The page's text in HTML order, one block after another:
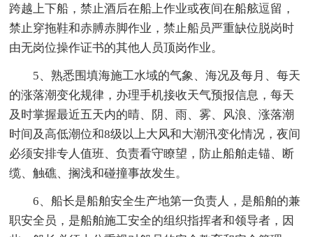
跨越上下船，禁止酒后在船上作业或夜间在船舷逗留，
禁止穿拖鞋和赤膊赤脚作业，禁止船员严重缺位脱岗时
由无岗位操作证书的其他人员顶岗作业。
5、熟悉围填海施工水域的气象、海况及每月、每天
的涨落潮变化规律，办理手机接收天气预报信息，每天
及时掌握最近五天内的晴、阴、雨、雾、风浪、涨落潮
时间及高低潮位和8级以上大风和大潮汛变化情况，夜间
必须安排专人值班、负责看守瞭望，防止船舶走锚、断
缆、触礁、搁浅和碰撞事故发生。
6、船长是船舶安全生产地第一负责人，是船舶的兼
职安全员，是船舶施工安全的组织指挥者和领导者，因